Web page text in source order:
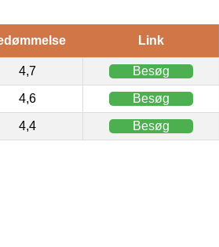
Link
4,7 Besøg
4,6 Besøg
4,4 Besøg